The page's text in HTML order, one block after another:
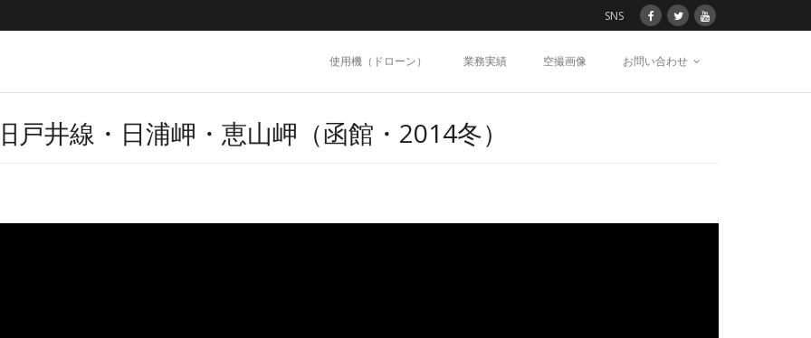
SNS
使用機（ドローン） 業務実績 空撮画像 お問い合わせ
戸井線・日浦岬・恵山岬（函館・2014冬）